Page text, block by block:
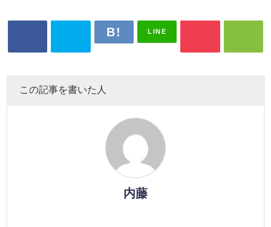
LINE
この記事を書いた人
内藤